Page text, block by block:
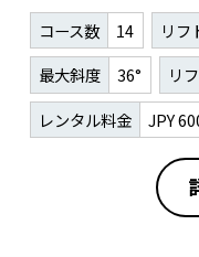
コース数 14 リフ
最大斜度
36° リ
レンタル料金
JPY